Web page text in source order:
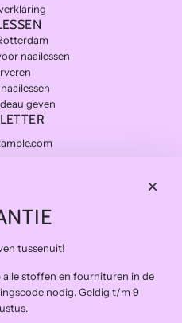
naailessen
geven
en zo duurzaam mogelijk.
betalen
levering
en het afhalen van
de naailessen om)
tussenuit!
stoffen en fournituren in de
nodig. Geldig t/m 9